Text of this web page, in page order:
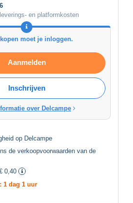
en platformkosten
moet je inloggen.
Aanmelden
Inschrijven
over Delcampe
op Delcampe
deverkoopvoorwaarden van de
0,40
1 dag 1 uur